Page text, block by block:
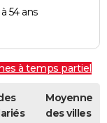
54 ans
à temps partiel
Moyenne
des villes